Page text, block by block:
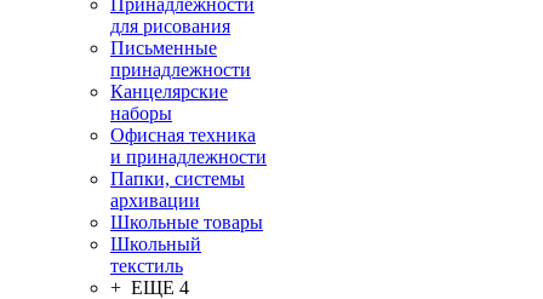
Принадлежности
для рисования
Письменные
принадлежности
Канцелярские
наборы
Офисная техника
и принадлежности
Папки, системы
архивации
Школьные товары
Школьный
текстиль
+ ЕЩЕ 4